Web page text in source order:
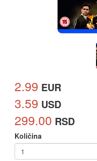
2.99 EUR
3.59 USD
299.00 RSD
Količina